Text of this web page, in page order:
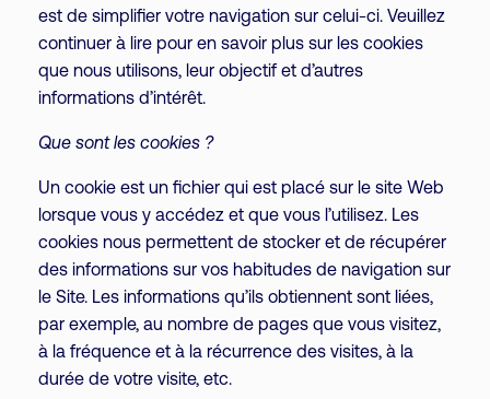
est de simplifier votre navigation sur celui-ci. Veuillez
continuer à lire pour en savoir plus sur les cookies
que nous utilisons, leur objectif et d’autres
informations d’intérêt.
Que sont les cookies ?
Un cookie est un fichier qui est placé sur le site Web
lorsque vous y accédez et que vous l’utilisez. Les
cookies nous permettent de stocker et de récupérer
des informations sur vos habitudes de navigation sur
le Site. Les informations qu’ils obtiennent sont liées,
par exemple, au nombre de pages que vous visitez,
à la fréquence et à la récurrence des visites, à la
durée de votre visite, etc.